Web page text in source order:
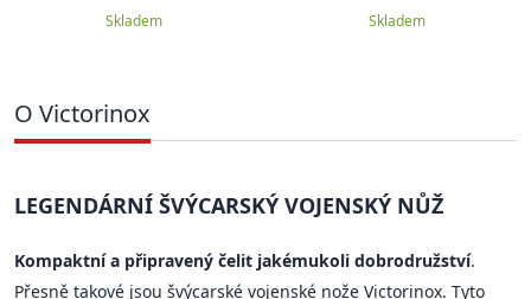
Skladem Skladem
O Victorinox
LEGENDÁRNÍ ŠVÝCARSKÝ VOJENSKÝ NŮŽ
Kompaktní a připravený čelit jakémukoli dobrodružství.
Přesně takové jsou švýcarské vojenské nože Victorinox. Tyto